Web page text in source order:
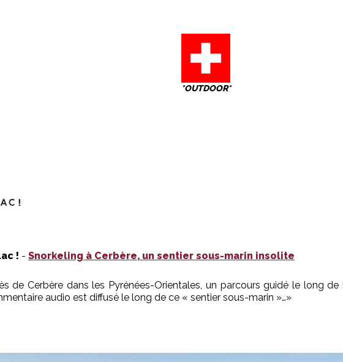
*OUTDOOR*
! - Snorkeling à Cerbère, un sentier sous-marin insolite
de Cerbère dans les Pyrénées-Orientales, un parcours guidé le long
audio est diffusé le long de ce « sentier sous-marin »…»